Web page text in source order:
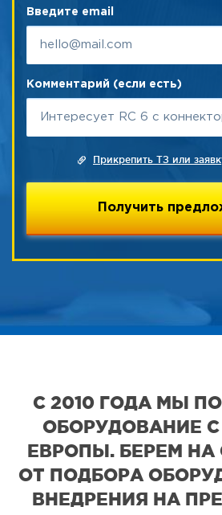
Введите email
Комментарий (если есть)
Прикрепить ТЗ или
С 2010 ГОДА МЫ
ОБОРУДОВАНИЕ
ЕВРОПЫ. БЕРЕМ НА
ОТ ПОДБОРА
ВНЕДРЕНИЯ НА